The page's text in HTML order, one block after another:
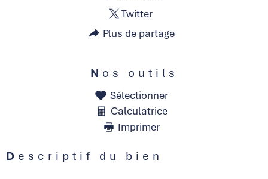
Twitter
Plus de partage
Nos outils
Sélectionner
Calculatrice
Imprimer
Descriptif du bien